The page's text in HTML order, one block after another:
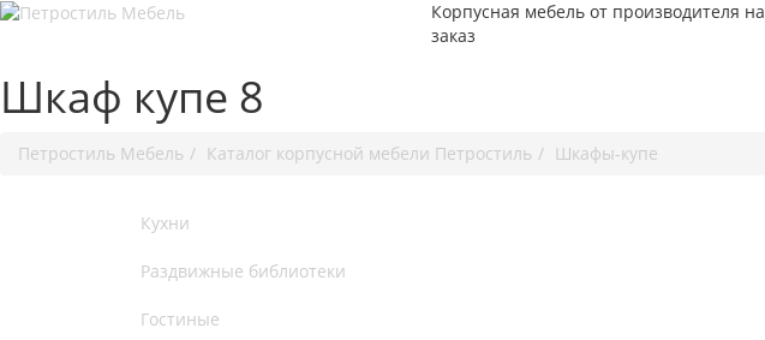
Корпусная мебель от производителя на
заказ
Шкаф купе 8
Петростиль Мебель Каталог корпусной мебели Петростиль Шкафы-купе
Кухни
Раздвижные библиотеки
Гостиные